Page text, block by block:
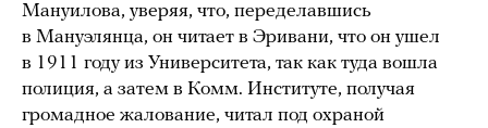
Мануилова, уверяя, что, переделавшись
в Мануэлянца, он читает в Эривани, что он ушел
в 1911 году из Университета, так как туда вошла
полиция, а затем в Комм. Институте, получая
громадное жалование, читал под охраной